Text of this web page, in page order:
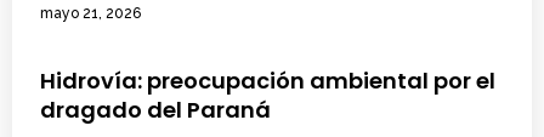
mayo 21, 2026
Hidrovía: preocupación ambiental por el
dragado del Paraná